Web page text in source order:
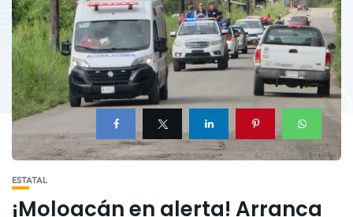
ESTATAL
¡Moloacán en alerta! Arranca